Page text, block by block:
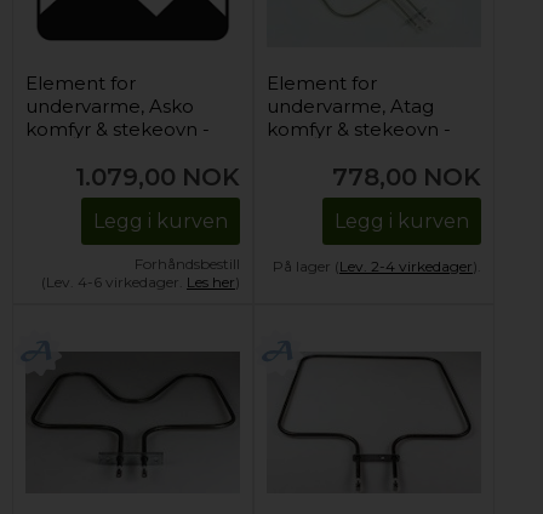
Element for
undervarme, Asko
komfyr & stekeovn -
1.079,00 NOK
Legg i kurven
Forhåndsbestill
(Lev. 4-6 virkedager. Les her)
Element for
undervarme, Atag
komfyr & stekeovn -
778,00 NOK
Legg i kurven
På lager (Lev. 2-4 virkedager).